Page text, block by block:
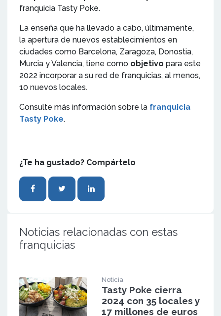
franquicia Tasty Poke.
La enseña que ha llevado a cabo, últimamente,
la apertura de nuevos establecimientos en
ciudades como Barcelona, Zaragoza, Donostia,
Murcia y Valencia, tiene como objetivo para este
2022 incorporar a su red de franquicias, al menos,
10 nuevos locales.
Consulte más información sobre la franquicia
Tasty Poke.
¿Te ha gustado? Compártelo
Noticias relacionadas con estas
franquicias
Noticia
Tasty Poke cierra
2024 con 35 locales y
17 millones de euros